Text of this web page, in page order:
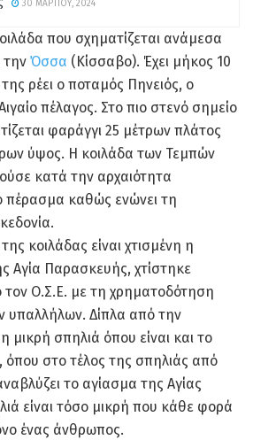
30 ΜΑΡΤΊΟΥ, 2024
που σχηματίζεται ανάμεσα
την Όσσα (Κίσσαβο). Έχει μήκος 10
ρέει ο ποταμός Πηνειός, ο
πέλαγος. Στο πιο στενό σημείο
φαράγγι 25 μέτρων πλάτος
ύψος. Η κοιλάδα των Τεμπών
κατά την αρχαιότητα
πέρασμα καθώς ενώνει τη
κοιλάδας είναι χτισμένη η
Αγία Παρασκευής, χτίστηκε
τον Ο.Σ.Ε. με τη χρηματοδότηση
υπαλλήλων. Δίπλα από την
μικρή σπηλιά όπου είναι και το
στο τέλος της σπηλιάς από
το αγίασμα της Αγίας
είναι τόσο μικρή που κάθε φορά
ένας άνθρωπος.